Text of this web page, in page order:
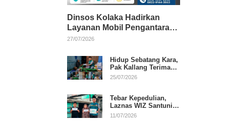
Dinsos Kolaka Hadirkan
Layanan Mobil Pengantaran
Gratis bagi Pasien Penerima
27/07/2026
Hidup Sebatang Kara,
Pak Kallang Terima
Bantuan dari Laznas
25/07/2026
Tebar Kepedulian,
Laznas WIZ Santuni
Anak Yatim dan
11/07/2026